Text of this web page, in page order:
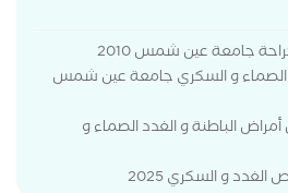
جامعة عين شمس 2010
الصماء و السكري جامعة عين شمس
الباطنة و الغدد الصماء و
و السكري 2025